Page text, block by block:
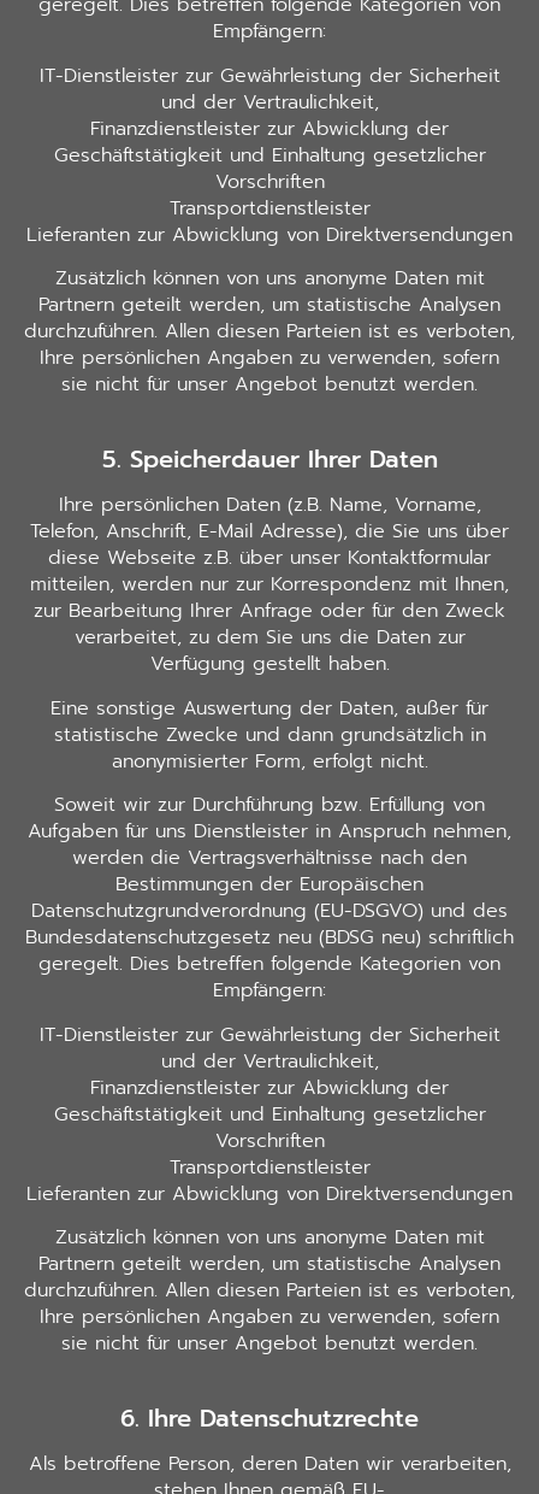
Empfängern:
IT-Dienstleister zur Gewährleistung der Sicherheit
und der Vertraulichkeit,
Finanzdienstleister zur Abwicklung der
Geschäftstätigkeit und Einhaltung gesetzlicher
Vorschriften
Transportdienstleister
Lieferanten zur Abwicklung von Direktversendungen
Zusätzlich können von uns anonyme Daten mit
Partnern geteilt werden, um statistische Analysen
durchzuführen. Allen diesen Parteien ist es verboten,
Ihre persönlichen Angaben zu verwenden, sofern
sie nicht für unser Angebot benutzt werden.
5. Speicherdauer Ihrer Daten
Ihre persönlichen Daten (z.B. Name, Vorname,
Telefon, Anschrift, E-Mail Adresse), die Sie uns über
diese Webseite z.B. über unser Kontaktformular
mitteilen, werden nur zur Korrespondenz mit Ihnen,
zur Bearbeitung Ihrer Anfrage oder für den Zweck
verarbeitet, zu dem Sie uns die Daten zur
Verfügung gestellt haben.
Eine sonstige Auswertung der Daten, außer für
statistische Zwecke und dann grundsätzlich in
anonymisierter Form, erfolgt nicht.
Soweit wir zur Durchführung bzw. Erfüllung von
Aufgaben für uns Dienstleister in Anspruch nehmen,
werden die Vertragsverhältnisse nach den
Bestimmungen der Europäischen
Datenschutzgrundverordnung (EU-DSGVO) und des
Bundesdatenschutzgesetz neu (BDSG neu) schriftlich
geregelt. Dies betreffen folgende Kategorien von
Empfängern:
IT-Dienstleister zur Gewährleistung der Sicherheit
und der Vertraulichkeit,
Finanzdienstleister zur Abwicklung der
Geschäftstätigkeit und Einhaltung gesetzlicher
Vorschriften
Transportdienstleister
Lieferanten zur Abwicklung von Direktversendungen
Zusätzlich können von uns anonyme Daten mit
Partnern geteilt werden, um statistische Analysen
durchzuführen. Allen diesen Parteien ist es verboten,
Ihre persönlichen Angaben zu verwenden, sofern
sie nicht für unser Angebot benutzt werden.
6. Ihre Datenschutzrechte
Als betroffene Person, deren Daten wir verarbeiten,